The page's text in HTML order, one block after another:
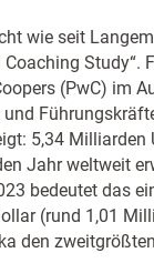
wie seit
Study“.
(PwC) im
5,34 Milliarden
Jahr weltweit
bedeutet das
(rund 1,01
den